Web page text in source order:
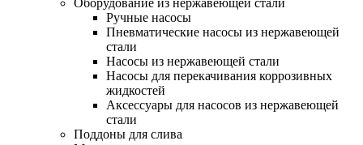
Оборудование из нержавеющей стали
Ручные насосы
Пневматические насосы из нержавеющей
стали
Насосы из нержавеющей стали
Насосы для перекачивания коррозивных
жидкостей
Аксессуары для насосов из нержавеющей
стали
Поддоны для слива